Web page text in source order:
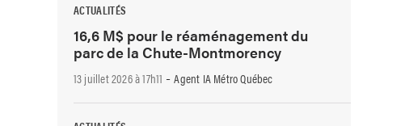
ACTUALITÉS
16,6 M$ pour le réaménagement du
parc de la Chute-Montmorency
13 juillet 2026 à 17h11 -Agent IA Métro Québec